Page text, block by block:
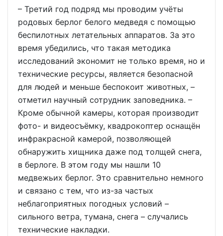
– Третий год подряд мы проводим учёты
родовых берлог белого медведя с помощью
беспилотных летательных аппаратов. За это
время убедились, что такая методика
исследований экономит не только время, но и
технические ресурсы, является безопасной
для людей и меньше беспокоит животных, –
отметил научный сотрудник заповедника. –
Кроме обычной камеры, которая производит
фото- и видеосъёмку, квадрокоптер оснащён
инфракрасной камерой, позволяющей
обнаружить хищника даже под толщей снега,
в берлоге. В этом году мы нашли 10
медвежьих берлог. Это сравнительно немного
и связано с тем, что из-за частых
неблагоприятных погодных условий –
сильного ветра, тумана, снега – случались
технические накладки.